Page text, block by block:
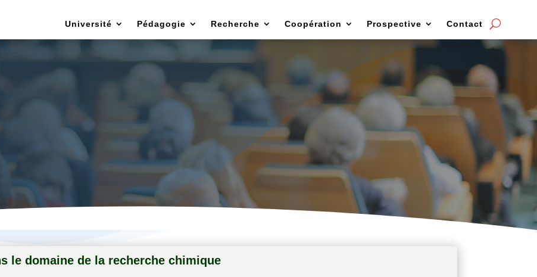
Université Pédagogie Recherche Coopération Prospective Contact
chargé des relations exterieures et des manifestations
scientifiques
le domaine de la recherche chimique